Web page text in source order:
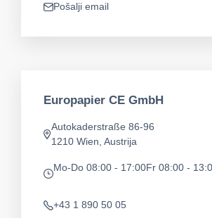
app.mail
Pošalji email
Europapier CE GmbH
app.address
Autokaderstraße 86-96
1210 Wien, Austrija
app.opening-times
Mo-Do 08:00 - 17:00Fr 08:00 -
Telefon
+43 1 890 50 05